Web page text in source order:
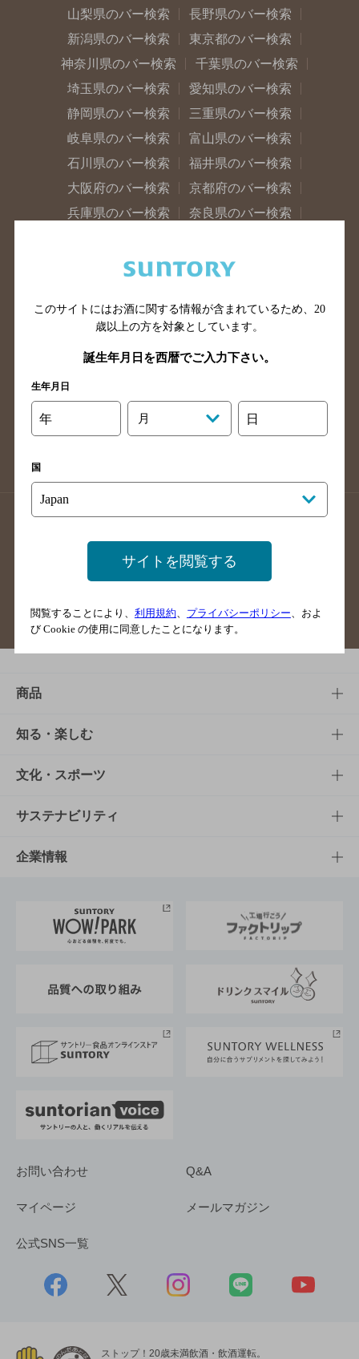
山梨県のバー検索
長野県のバー検索
新潟県のバー検索
東京都のバー検索
神奈川県のバー検索
千葉県のバー検索
埼玉県のバー検索
愛知県のバー検索
静岡県のバー検索
三重県のバー検索
岐阜県のバー検索
富山県のバー検索
石川県のバー検索
福井県のバー検索
大阪府のバー検索
京都府のバー検索
兵庫県のバー検索
奈良県のバー検索
広島県のバー検索
岡山県のバー検索
島根県のバー検索
徳島県のバー検索
香川県のバー検索
愛媛県のバー検索
高知県のバー検索
福岡県のバー検索
長崎県のバー検索
大分県のバー検索
熊本県のバー検索
宮崎県のバー検索
鹿児島県のバー検索
店舗登録方法のご案内
店舗情報更新方法のご案内
サイトマップ ご意見・ご感想 利用規約
商品
商品TOP
商品一覧
商品発売情報
栄養成分一覧
知る・楽しむ
知る・楽しむTOP
キャンペーン
工場見学
地域情報
文化・スポーツ
文化・スポーツTOP
サントリーホール
サントリーサンバーズ大阪
サステナビリティ
サステナビリティTOP
サントリーが考えるサステナビリティ経営
企業情報
企業概要
採用情報
お問い合わせ Q&A
マイページ メールマガジン
公式SNS一覧
ストップ！20歳未満飲酒・飲酒運転。
このサイトにはお酒に関する情報が含まれているため、 20
歳以上の方を対象としています。
誕生年月日を西暦でご入力下さい。
生年月日
年 月 日
国
サイトを閲覧する
閲覧することにより、 利用規約、 プライバシーポリシー、およ
び Cookie の使用に同意したことになります。